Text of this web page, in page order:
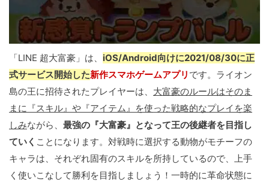
「LINE 超大富豪」は、 iOS/Android向けに2021/08/30に正
式サービス開始した新作スマホゲームアプリ です。ライオン
島の王に招待されたプレイヤーは、 大富豪のルールはそのま
まに『スキル』や『アイテム』を使った戦略的なプレイを楽
しみながら、 最強の『大富豪』となって王の後継者を目指し
ていく ことになります。対戦時に選択する動物がモチーフの
キャラは、それぞれ固有のスキルを所持しているので、上手
く使いこなして勝利を目指しましょう！一時的に革命状態に